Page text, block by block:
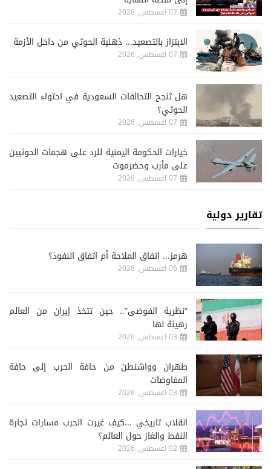
07 اغسطس, 2026
الابتزاز بالتصعيد... ذهنية الحوثي من داخل الأزمة
07 اغسطس, 2026
هل تنجح التحالفات السعودية في احتواء التصعيد
الحوثي؟
07 اغسطس, 2026
خيارات الحكومة اليمنية للرد على هجمات الحوثيين
على مأرب وحضرموت
07 اغسطس, 2026
تقارير دولية
هرمز... اتفاق الملاحة أم اتفاق النفوذ؟
06 اغسطس, 2026
“نظرية الفوضى”.. حين تتخذ إيران من العالم
رهينة لها
03 اغسطس, 2026
طهران وواشنطن من حافة الحرب إلى حافة
المفاوضات
03 اغسطس, 2026
انقلاب تاريخي ...كيف غيرت الحرب مسارات تجارة
النفط والغاز حول العالم؟
02 اغسطس, 2026